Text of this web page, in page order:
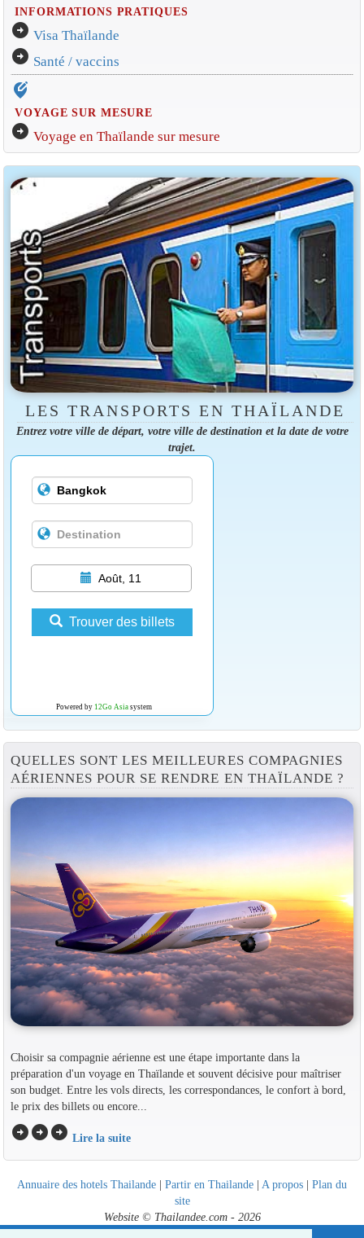
INFORMATIONS PRATIQUES
arrow_circle_right Visa Thaïlande
arrow_circle_right Santé / vaccins
edit_location_alt
VOYAGE SUR MESURE
arrow_circle_right Voyage en Thaïlande sur mesure
LES TRANSPORTS EN THAÏLANDE
Entrez votre ville de départ, votre ville de destination et la date de votre
trajet.
Août, 11
Trouver des billets
Powered by 12Go Asiasystem
QUELLES SONT LES MEILLEURES COMPAGNIES
AÉRIENNES POUR SE RENDRE EN THAÏLANDE ?
Choisir sa compagnie aérienne est une étape importante dans la
préparation d'un voyage en Thaïlande et souvent décisive pour maîtriser
son budget. Entre les vols directs, les correspondances, le confort à bord,
le prix des billets ou encore...
arrow_circle_rightarrow_circle_rightarrow_circle_right Lire la suite
Annuaire des hotels Thailande | Partir en Thailande | A propos | Plan du
site
Website © Thailandee.com - 2026